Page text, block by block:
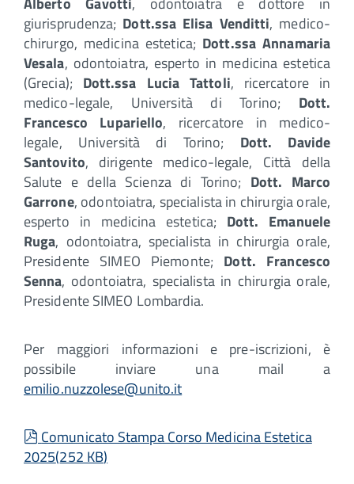
giurisprudenza; Dott.ssa Elisa Venditti, medico-
chirurgo, medicina estetica; Dott.ssa Annamaria
Vesala, odontoiatra, esperto in medicina estetica
(Grecia); Dott.ssa Lucia Tattoli, ricercatore in
medico-legale, Università di Torino; Dott.
Francesco Lupariello, ricercatore in medico-
legale, Università di Torino; Dott. Davide
Santovito, dirigente medico-legale, Città della
Salute e della Scienza di Torino; Dott. Marco
Garrone, odontoiatra, specialista in chirurgia orale,
esperto in medicina estetica; Dott. Emanuele
Ruga, odontoiatra, specialista in chirurgia orale,
Presidente SIMEO Piemonte; Dott. Francesco
Senna, odontoiatra, specialista in chirurgia orale,
Presidente SIMEO Lombardia.
Per maggiori informazioni e pre-iscrizioni, è
possibile inviare una mail a
emilio.nuzzolese@unito.it
pdf
Comunicato Stampa Corso Medicina Estetica
2025(252 KB)